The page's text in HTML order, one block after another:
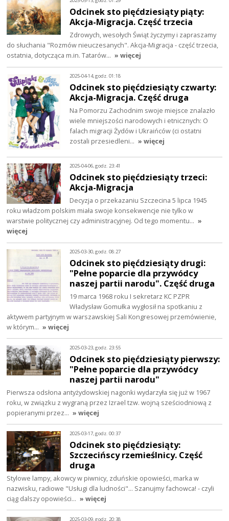
Odcinek sto pięćdziesiąty piąty:
Akcja-Migracja. Część trzecia
Zdrowych, wesołych Świąt życzymy i zapraszamy
do słuchania "Rozmów nieuczesanych". Akcja-Migracja - część trzecia,
ostatnia, dotycząca m.in. Tatarów… » więcej
2025-04-14, godz. 01:18
Odcinek sto pięćdziesiąty czwarty:
Akcja-Migracja. Część druga
Na Pomorzu Zachodnim swoje miejsce znalazło
wiele mniejszości narodowych i etnicznych: O
falach migracji Żydów i Ukraińców (ci ostatni
zostali przesiedleni… » więcej
2025-04-06, godz. 23:41
Odcinek sto pięćdziesiąty trzeci:
Akcja-Migracja
Decyzja o przekazaniu Szczecina 5 lipca 1945
roku władzom polskim miała swoje konsekwencje nie tylko w
warstwie politycznej czy administracyjnej. Od tego momentu… »
więcej
2025-03-30, godz. 08:27
Odcinek sto pięćdziesiąty drugi:
"Pełne poparcie dla przywódcy
naszej partii narodu". Część druga
19 marca 1968 roku I sekretarz KC PZPR
Władysław Gomułka wygłosił na spotkaniu z
aktywem partyjnym w warszawskiej Sali Kongresowej przemówienie,
w którym… » więcej
2025-03-23, godz. 23:55
Odcinek sto pięćdziesiąty pierwszy:
"Pełne poparcie dla przywódcy
naszej partii narodu"
Pierwsza odsłona antyżydowskiej nagonki wydarzyła się już w 1967
roku, w związku z wygraną przez Izrael tzw. wojną sześciodniową z
popieranymi przez… » więcej
2025-03-17, godz. 00:37
Odcinek sto pięćdziesiąty:
Szczecińscy rzemieślnicy. Część
druga
Stylowe lampy, akowcy w piwnicy, zduńskie opowieści, marka w
nazwisku, radiowe "Usługi dla ludności"... Szanujmy fachowca! - czyli
ciąg dalszy opowieści… » więcej
2025-03-09, godz. 20:38